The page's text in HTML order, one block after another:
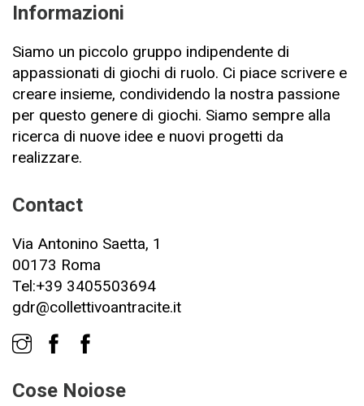
Informazioni
Siamo un piccolo gruppo indipendente di
appassionati di giochi di ruolo. Ci piace scrivere e
creare insieme, condividendo la nostra passione
per questo genere di giochi. Siamo sempre alla
ricerca di nuove idee e nuovi progetti da
realizzare.
Contact
Via Antonino Saetta, 1
00173 Roma
Tel:+39 3405503694
gdr@collettivoantracite.it
Cose Noiose